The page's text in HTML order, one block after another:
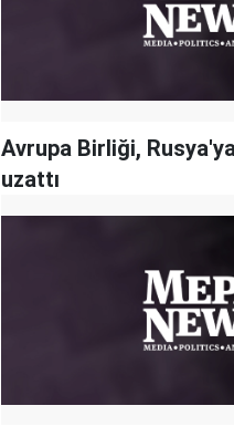
Avrupa Birliği,
uzattı